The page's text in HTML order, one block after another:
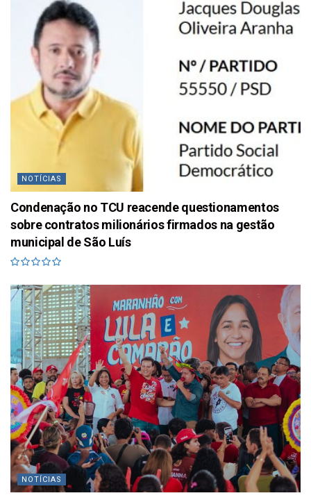
NOTÍCIAS
Condenação no TCU reacende questionamentos
sobre contratos milionários firmados na gestão
municipal de São Luís
NOTÍCIAS